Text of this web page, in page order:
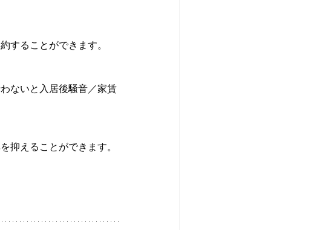
することができます。
ないと入居後騒音／家賃
抑えることができます。